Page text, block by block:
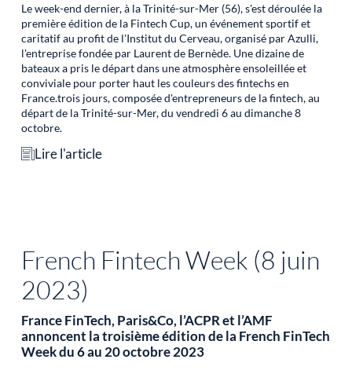
Le week-end dernier, à la Trinité-sur-Mer (56), s'est déroulée la
première édition de la Fintech Cup, un événement sportif et
caritatif au profit de l'Institut du Cerveau, organisé par Azulli,
l'entreprise fondée par Laurent de Bernède. Une dizaine de
bateaux a pris le départ dans une atmosphère ensoleillée et
conviviale pour porter haut les couleurs des fintechs en
France.trois jours, composée d'entrepreneurs de la fintech, au
départ de la Trinité-sur-Mer, du vendredi 6 au dimanche 8
octobre.
Lire l'article
French Fintech Week (8 juin
2023)
France FinTech, Paris&Co, l’ACPR et l’AMF
annoncent la troisième édition de la French FinTech
Week du 6 au 20 octobre 2023